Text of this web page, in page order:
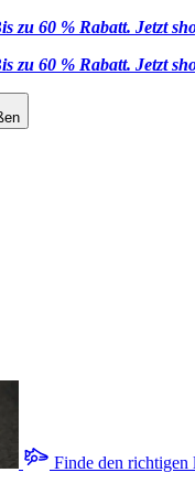
zu 60 % Rabatt. Jetzt
zu 60 % Rabatt. Jetzt
Finde den richtigen